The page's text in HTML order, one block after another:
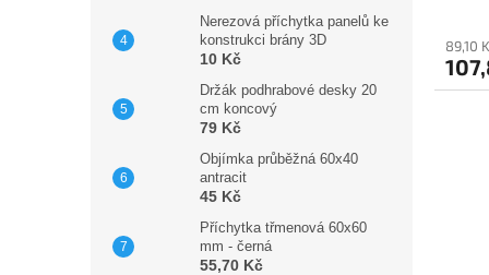
Nerezová příchytka panelů ke
konstrukci brány 3D
10 Kč
Držák podhrabové desky 20
cm koncový
79 Kč
Objímka průběžná 60x40
antracit
45 Kč
Příchytka třmenová 60x60
mm - černá
55,70 Kč
89,10